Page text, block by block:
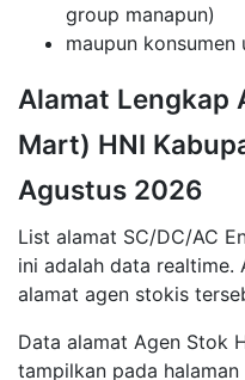
group manapun)
maupun konsumen
Alamat Lengkap
Mart) HNI
Agustus 2026
List alamat SC/DC/AC
ini adalah data realtime.
alamat agen stokis
Data alamat Agen Stok
tampilkan pada